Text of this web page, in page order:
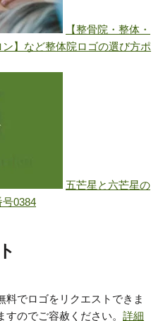
料でロゴをリクエストできま
のでご容赦ください。 詳細